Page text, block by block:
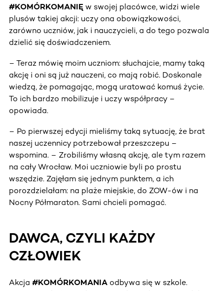
#KOMÓRKOMANIĘ w swojej placówce, widzi wiele
plusów takiej akcji: uczy ona obowiązkowości,
zarówno uczniów, jak i nauczycieli, a do tego pozwala
dzielić się doświadczeniem.
– Teraz mówię moim uczniom: słuchajcie, mamy taką
akcję i oni są już nauczeni, co mają robić. Doskonale
wiedzą, że pomagając, mogą uratować komuś życie.
To ich bardzo mobilizuje i uczy współpracy –
opowiada.
– Po pierwszej edycji mieliśmy taką sytuację, że brat
naszej uczennicy potrzebował przeszczepu –
wspomina. – Zrobiliśmy własną akcję, ale tym razem
na cały Wrocław. Moi uczniowie byli po prostu
wszędzie. Zajęłam się jednym punktem, a ich
porozdzielałam: na plaże miejskie, do ZOW-ów i na
Nocny Półmaraton. Sami chcieli pomagać.
DAWCA, CZYLI KAŻDY
CZŁOWIEK
Akcja #KOMÓRKOMANIA odbywa się w szkole.